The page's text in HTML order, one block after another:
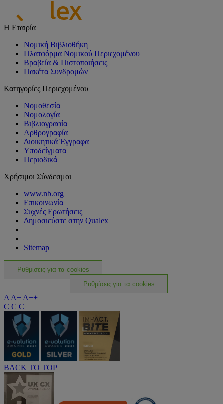
Η Εταιρία
Νομική Βιβλιοθήκη
Πλατφόρμα Νομικού Περιεχομένου
Βραβεία & Πιστοποιήσεις
Πακέτα Συνδρομών
Κατηγορίες Περιεχομένου
Νομοθεσία
Νομολογία
Βιβλιογραφία
Αρθρογραφία
Διοικητικά Έγγραφα
Υποδείγματα
Περιοδικά
Χρήσιμοι Σύνδεσμοι
www.nb.org
Επικοινωνία
Συχνές Ερωτήσεις
Δημοσιεύστε στην Qualex
Sitemap
Ρυθμίσεις για τα cookies
Ρυθμίσεις για τα cookies
A A+ A++
C C C
BACK TO TOP